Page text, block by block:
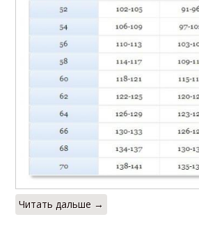
Читать дальше →